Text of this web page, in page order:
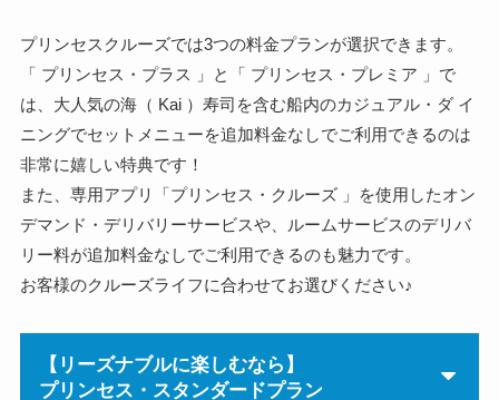
プリンセスクルーズでは3つの料金プランが選択できます。
「 プリンセス・プラス 」と「 プリンセス・プレミア 」で
は、大人気の海（ Kai ）寿司を含む船内のカジュアル・ダ イ
ニングでセットメニューを追加料金なしでご利用できるのは
非常に嬉しい特典です！
また、専用アプリ「プリンセス・クルーズ 」を使用したオン
デマンド・デリバリーサービスや、ルームサービスのデリバ
リー料が追加料金なしでご利用できるのも魅力です。
お客様のクルーズライフに合わせてお選びください♪
【リーズナブルに楽しむなら】
プリンセス・スタンダードプラン